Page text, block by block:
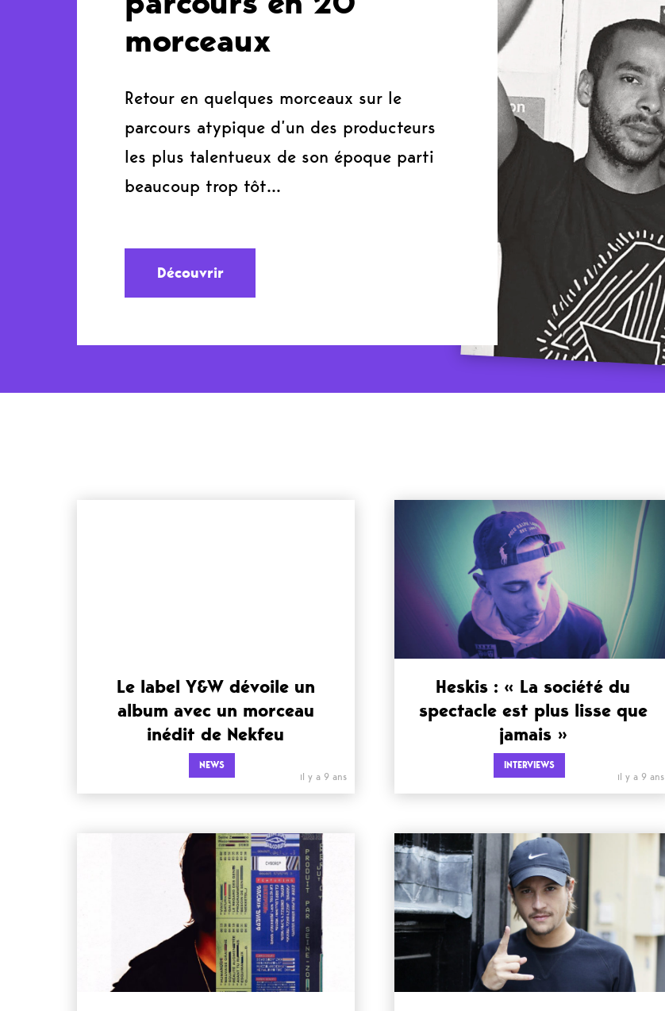
morceaux
Retour en quelques morceaux sur le
parcours atypique d’un des producteurs
les plus talentueux de son époque parti
beaucoup trop tôt…
Découvrir
Le label Y&W dévoile un
album avec un morceau
inédit de Nekfeu
NEWS
il y a 9 ans
Heskis : « La société du
spectacle est plus lisse que
jamais »
INTERVIEWS
il y a 9 ans